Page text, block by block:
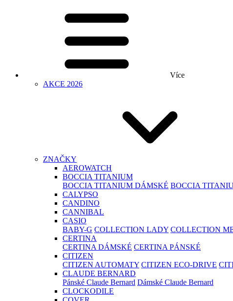
Více
AKCE 2026
ZNAČKY
AEROWATCH
BOCCIA TITANIUM
BOCCIA TITANIUM DÁMSKÉ BOCCIA
CALYPSO
CANDINO
CANNIBAL
CASIO
BABY-G COLLECTION LADY COLLECTION
CERTINA
CERTINA DÁMSKÉ CERTINA PÁNSKÉ
CITIZEN
CITIZEN AUTOMATY CITIZEN ECO-DRIVE
CLAUDE BERNARD
Pánské Claude Bernard Dámské Claude Bernard
CLOCKODILE